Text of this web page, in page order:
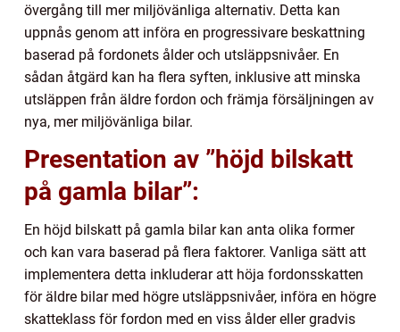
övergång till mer miljövänliga alternativ. Detta kan
uppnås genom att införa en progressivare beskattning
baserad på fordonets ålder och utsläppsnivåer. En
sådan åtgärd kan ha flera syften, inklusive att minska
utsläppen från äldre fordon och främja försäljningen av
nya, mer miljövänliga bilar.
Presentation av ”höjd bilskatt
på gamla bilar”:
En höjd bilskatt på gamla bilar kan anta olika former
och kan vara baserad på flera faktorer. Vanliga sätt att
implementera detta inkluderar att höja fordonsskatten
för äldre bilar med högre utsläppsnivåer, införa en högre
skatteklass för fordon med en viss ålder eller gradvis